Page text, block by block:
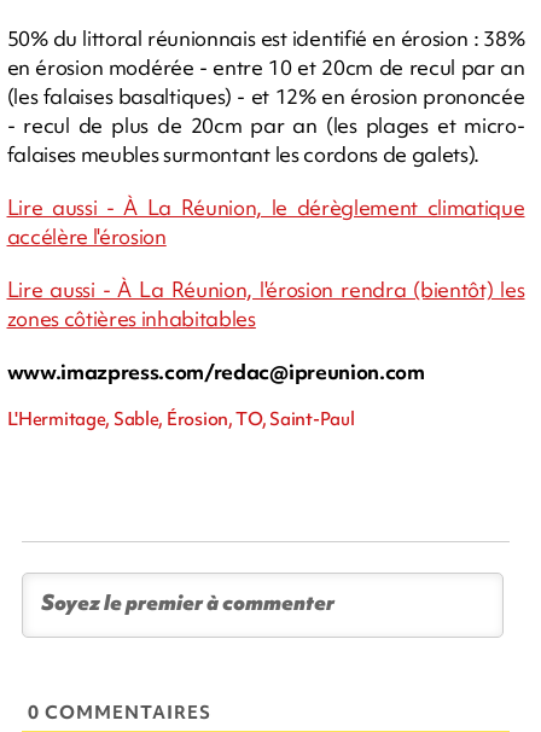
50% du littoral réunionnais est identifié en érosion : 38%
en érosion modérée - entre 10 et 20cm de recul par an
(les falaises basaltiques) - et 12% en érosion prononcée
- recul de plus de 20cm par an (les plages et micro-
falaises meubles surmontant les cordons de galets).
Lire aussi - À La Réunion, le dérèglement climatique
accélère l'érosion
Lire aussi - À La Réunion, l'érosion rendra (bientôt) les
zones côtières inhabitables
www.imazpress.com/redac@ipreunion.com
L'Hermitage, Sable, Érosion, TO, Saint-Paul
0 COMMENTAIRES